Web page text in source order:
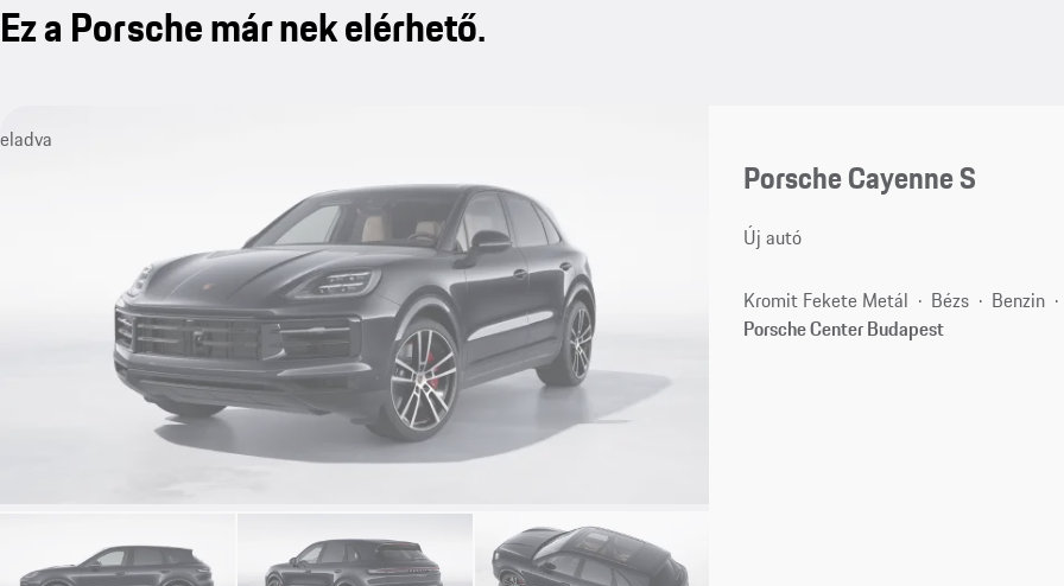
Ez a Porsche már nek elérhető.
eladva
Porsche Cayenne S
Új autó
Kromit Fekete Metál Bézs Benzin
Porsche Center Budapest